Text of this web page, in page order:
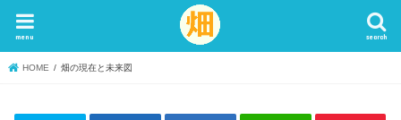
search
menu
HOME 畑の現在と未来図